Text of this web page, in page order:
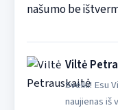
našumo be
Viltė
Sveiki! Esu
naujienas iš